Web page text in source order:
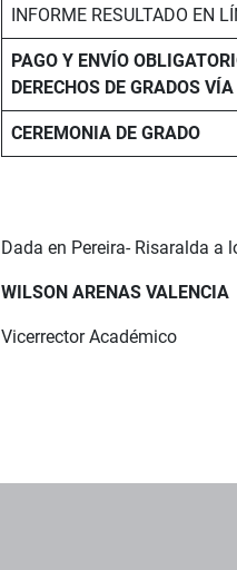
INFORME RESULTADO EN
PAGO Y ENVÍO
DERECHOS DE GRADOS
CEREMONIA DE GRADO
Dada en Pereira- Risaralda
WILSON ARENAS VALENCIA
Vicerrector Académico